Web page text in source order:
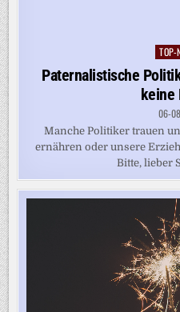
in
TOP-
Paternalistische
keine
06-
Manche Politiker trauen
ernähren oder unsere
Bitte, lieber